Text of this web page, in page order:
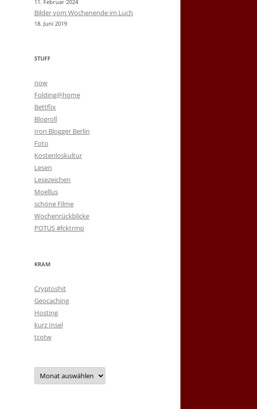
11. Februar 2024
Bilder vom Wochenende im Luch
18. Juni 2019
STUFF
now
Folding@home
Bettflix
Blogroll
Iron Blogger Berlin
Foto
Kostenloskultur
Lesen
Lesezeichen
Moellus
schöne Filme
Wochenrückblicke
POTUS #fcktrmp
KRAM
Cryptoshit
Geocaching
Hosting
kurz Insel
tcotw
Archiv